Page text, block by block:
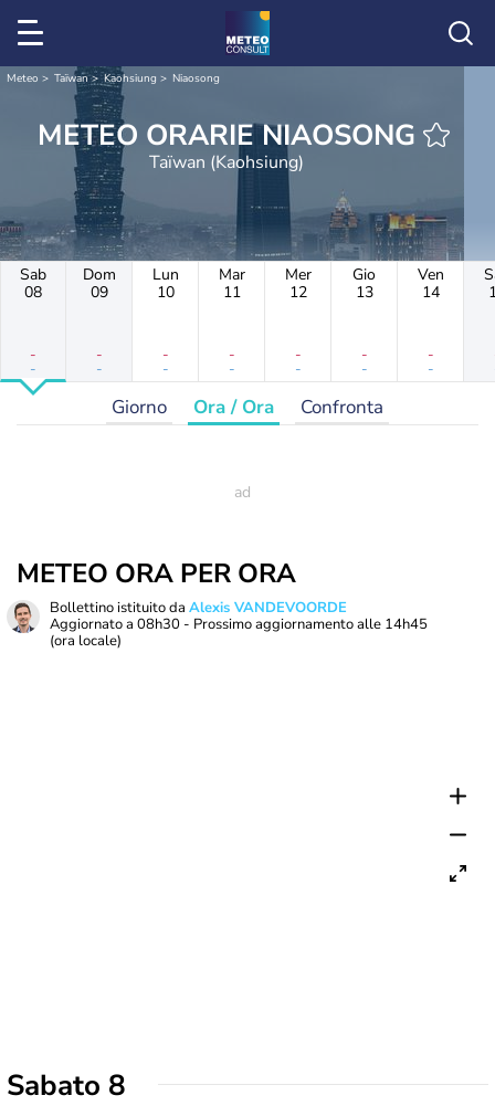
Meteo Taïwan Kaohsiung Niaosong
METEO ORARIE NIAOSONG
Taïwan (Kaohsiung)
Sab
08
-
-
Dom
09
-
-
Lun
10
-
-
Mar
11
-
-
Mer
12
-
-
Gio
13
-
-
Ven
14
-
-
Giorno Ora / Ora Confronta
METEO ORA PER ORA
Bollettino istituito da Alexis VANDEVOORDE
Aggiornato a 08h30 - Prossimo aggiornamento alle 14h45
(ora locale)
Sabato 8